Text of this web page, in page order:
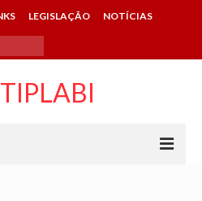
LEGISLAÇÃO NOTÍCIAS